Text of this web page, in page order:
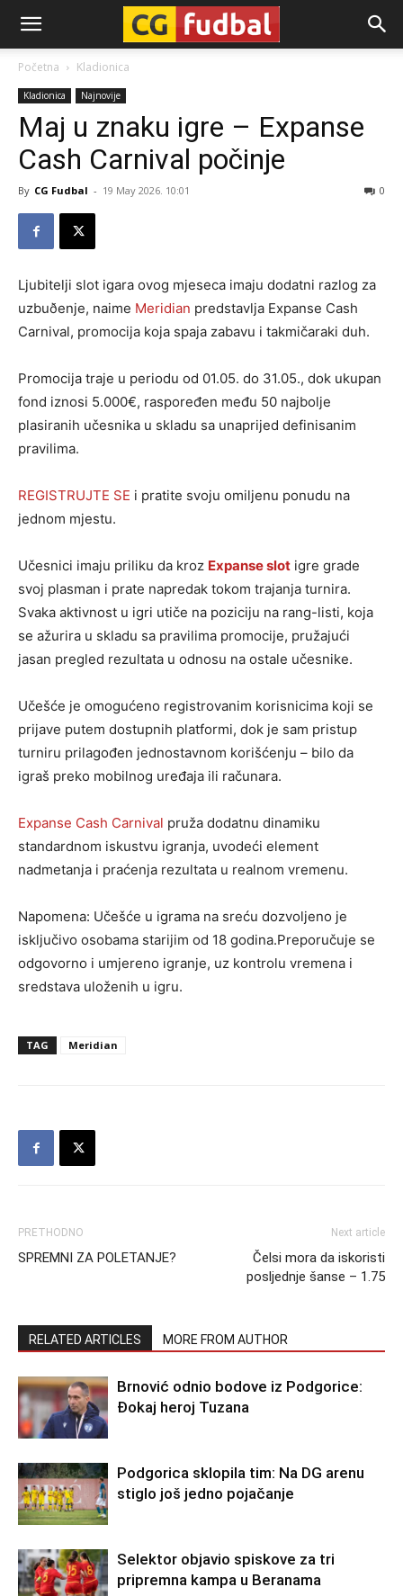
CG-
Fudbal
Početna Kladionica
Kladionica Najnovije
Maj u znaku igre – Expanse
Cash Carnival počinje
By CG Fudbal - 19 May 2026. 10:01 0
Ljubitelji slot igara ovog mjeseca imaju dodatni razlog za
uzbuðenje, naime Meridian predstavlja Expanse Cash
Carnival, promocija koja spaja zabavu i takmičaraki duh.
Promocija traje u periodu od 01.05. do 31.05., dok ukupan
fond iznosi 5.000€, raspoređen među 50 najbolje
plasiranih učesnika u skladu sa unaprijed definisanim
pravilima.
REGISTRUJTE SE i pratite svoju omiljenu ponudu na
jednom mjestu.
Učesnici imaju priliku da kroz Expanse slot igre grade
svoj plasman i prate napredak tokom trajanja turnira.
Svaka aktivnost u igri utiče na poziciju na rang-listi, koja
se ažurira u skladu sa pravilima promocije, pružajući
jasan pregled rezultata u odnosu na ostale učesnike.
Učešće je omogućeno registrovanim korisnicima koji se
prijave putem dostupnih platformi, dok je sam pristup
turniru prilagođen jednostavnom korišćenju – bilo da
igraš preko mobilnog uređaja ili računara.
Expanse Cash Carnival pruža dodatnu dinamiku
standardnom iskustvu igranja, uvodeći element
nadmetanja i praćenja rezultata u realnom vremenu.
Napomena: Učešće u igrama na sreću dozvoljeno je
isključivo osobama starijim od 18 godina.Preporučuje se
odgovorno i umjereno igranje, uz kontrolu vremena i
sredstava uloženih u igru.
TAG Meridian
PRETHODNO
SPREMNI ZA POLETANJE?
Next article
Čelsi mora da iskoristi
posljednje šanse – 1.75
RELATED ARTICLES MORE FROM AUTHOR
Brnović odnio bodove iz Podgorice:
Đokaj heroj Tuzana
Podgorica sklopila tim: Na DG arenu
stiglo još jedno pojačanje
Selektor objavio spiskove za tri
pripremna kampa u Beranama